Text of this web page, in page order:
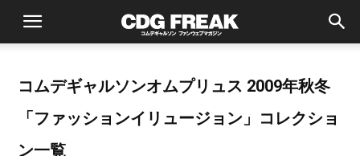
コムデギャルソンオムプリュス 2009年秋冬
「ファッションイリュージョン」コレクショ
ン一覧